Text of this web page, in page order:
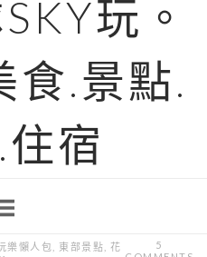
玩。
食.景點.
宿
樂懶人包 東部景點
花
5